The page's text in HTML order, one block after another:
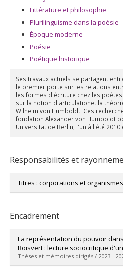
Littérature et philosophie
Plurilinguisme dans la poésie
Époque moderne
Poésie
Poétique historique
Ses travaux actuels se partagent
le premier porte sur les relations
les formes d'écriture chez les
sur la notion d'articulationet la
Wilhelm von Humboldt. Ces
fondation Alexander von Humboldt
Universität de Berlin, l'un à l'été
Responsabilités et
Titres : corporations et
Encadrement
La représentation du pouvoir
Boisvert : lecture sociocritique
Thèses et mémoires dirigés / 2023 -